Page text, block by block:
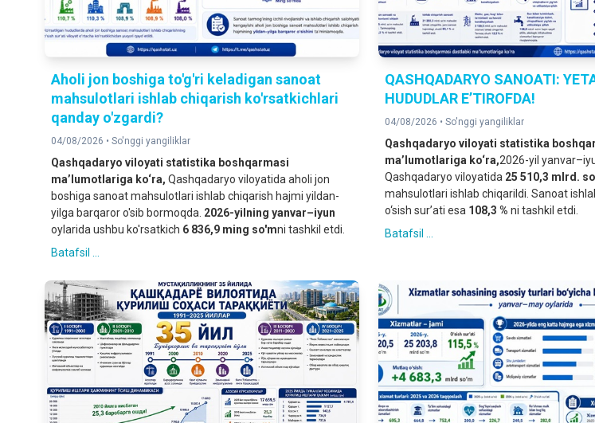
Aholi jon boshiga to'g'ri keladigan sanoat
mahsulotlari ishlab chiqarish ko'rsatkichlari
qanday o'zgardi?
04/08/2026 • So'nggi yangiliklar
Qashqadaryo viloyati statistika boshqarmasi
ma’lumotlariga ko‘ra, Qashqadaryo viloyatida aholi jon
boshiga sanoat mahsulotlari ishlab chiqarish hajmi yildan-
yilga barqaror o'sib bormoqda. 2026-yilning yanvar–iyun
oylarida ushbu ko'rsatkich 6 836,9 ming so'mni tashkil etdi.
Batafsil ...
QASHQADARYO SANOATI:
HUDUDLAR E’TIROFDA!
04/08/2026 • So'nggi yangiliklar
Qashqadaryo viloyati statistika
ma’lumotlariga ko‘ra,2026-yil
Qashqadaryo viloyatida 25 510,3 mlrd.
mahsulotlari ishlab chiqarildi. Sanoat
o‘sish sur’ati esa 108,3 % ni tashkil etdi.
Batafsil ...